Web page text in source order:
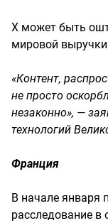
X может быть
мировой
«Контент,
не просто
незаконно», —
технологий
Франция
В начале января
расследование в